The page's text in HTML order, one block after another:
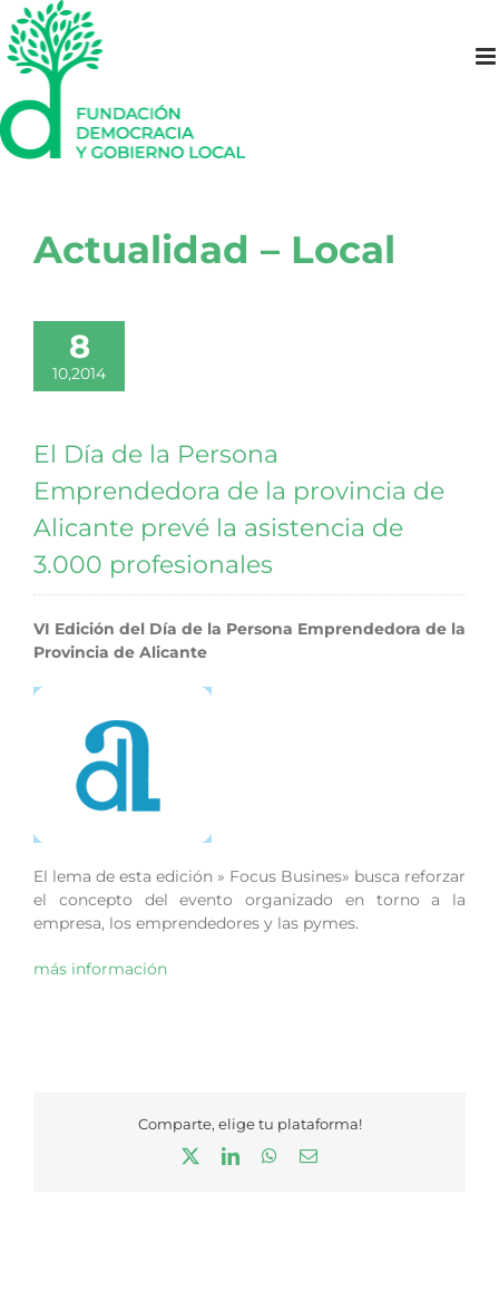
Saltar
al
contenido
Actualidad – Local
8
10,2014
El Día de la Persona
Emprendedora de la provincia de
Alicante prevé la asistencia de
3.000 profesionales
VI Edición del Día de la Persona Emprendedora de la
Provincia de Alicante
El lema de esta edición » Focus Busines» busca reforzar
el concepto del evento organizado en torno a la
empresa, los emprendedores y las pymes.
más información
Comparte, elige tu plataforma!
LinkedInWhatsApp
Correo